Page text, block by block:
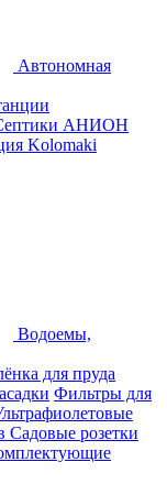
Автономная
АНИОН
Kolomaki
Водоемы,
для пруда
Фильтры для
Садовые розетки